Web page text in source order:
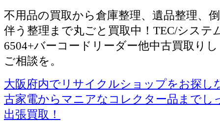
不用品の買取から倉庫整理、遺品整理、
伴う整理まで丸ごと買取中！TEC/システ
6504+バーコードリーダー他中古買取り
ご相談を。
大阪府内でリサイクルショップをお探し
古家電からマニアなコレクター品までし
出張買取！